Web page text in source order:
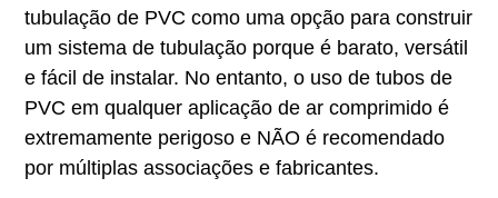
tubulação de PVC como uma opção para construir
um sistema de tubulação porque é barato, versátil
e fácil de instalar. No entanto, o uso de tubos de
PVC em qualquer aplicação de ar comprimido é
extremamente perigoso e NÃO é recomendado
por múltiplas associações e fabricantes.